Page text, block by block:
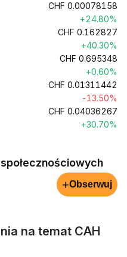
CHF 0.00078158
+24.80%
CHF 0.162827
+40.30%
CHF 0.695348
+0.60%
CHF 0.01311442
-13.50%
CHF 0.04036267
+30.70%
+Obserwuj
na temat CAH